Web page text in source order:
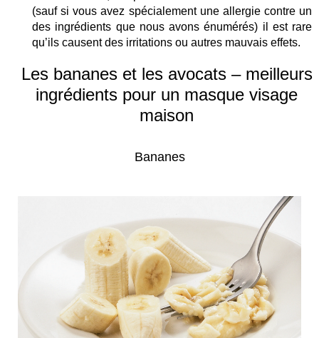
(sauf si vous avez spécialement une allergie contre un
des ingrédients que nous avons énumérés) il est rare
qu’ils causent des irritations ou autres mauvais effets.
Les bananes et les avocats – meilleurs
ingrédients pour un masque visage
maison
Bananes